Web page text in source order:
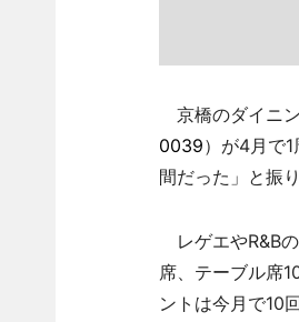
京橋のダイニ
0039）が4月で
間だった」と振り
レゲエやR&B
席、テーブル席
ントは今月で10